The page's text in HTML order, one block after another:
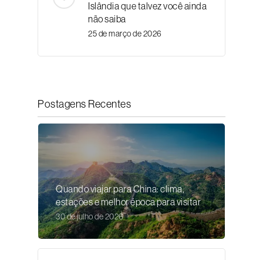
Islândia que talvez você ainda
não saiba
25 de março de 2026
Postagens Recentes
Quando viajar para China: clima,
estações e melhor época para visitar
30 de julho de 2026